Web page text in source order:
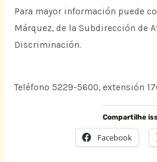
Para mayor información puede
Márquez, de la Subdirección de
Discriminación.
Teléfono 5229-5600, extensión
Compartilhe
Facebook